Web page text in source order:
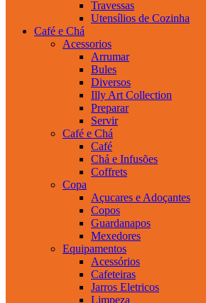
Travessas
Utensílios de Cozinha
Café e Chá
Acessorios
Arrumar
Bules
Diversos
Illy Art Collection
Preparar
Servir
Café e Chá
Café
Chá e Infusões
Coffrets
Copa
Açucares e Adoçantes
Copos
Guardanapos
Mexedores
Equipamentos
Acessórios
Cafeteiras
Jarros Eletricos
Limpeza